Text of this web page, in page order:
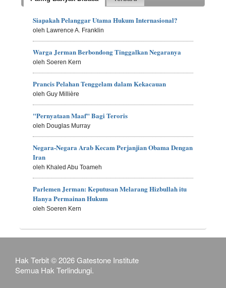
Siapakah Pelanggar Utama Hukum Internasional?
oleh Lawrence A. Franklin
Warga Jerman Berbondong Tinggalkan Negaranya
oleh Soeren Kern
Prancis Pelahan Tenggelam dalam Kekacauan
oleh Guy Millière
"Pernyataan Maaf" Bagi Teroris
oleh Douglas Murray
Negara-Negara Arab Kecam Perjanjian Obama Dengan
Iran
oleh Khaled Abu Toameh
Parlemen Jerman: Keputusan Melarang Hizbullah itu
Hanya Permainan Hukum
oleh Soeren Kern
Hak Terbit © 2026 Gatestone Institute
Semua Hak Terlindungi.